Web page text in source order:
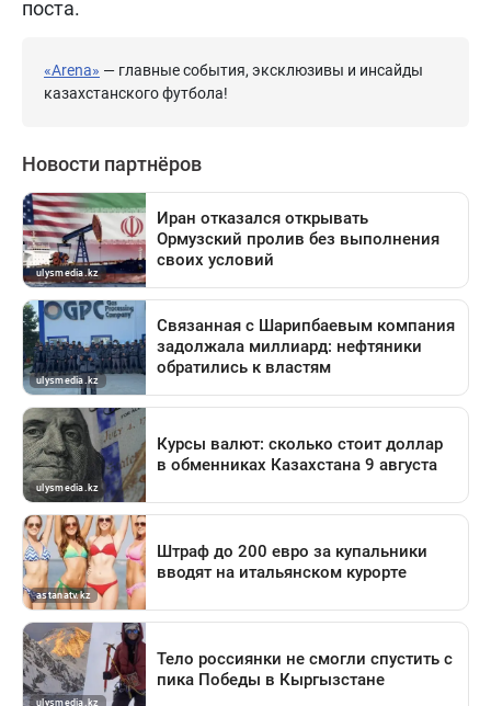
поста.
«Arena» — главные события, эксклюзивы и инсайды
казахстанского футбола!